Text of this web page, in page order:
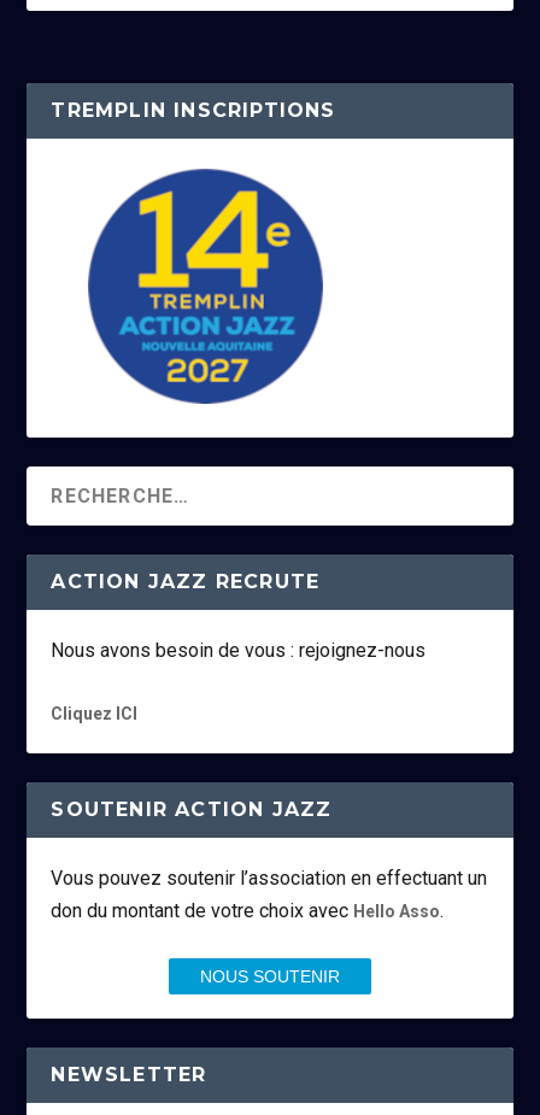
TREMPLIN INSCRIPTIONS
ACTION JAZZ RECRUTE
Nous avons besoin de vous : rejoignez-nous
Cliquez ICI
SOUTENIR ACTION JAZZ
Vous pouvez soutenir l’association en effectuant un
don du montant de votre choix avec Hello Asso.
NOUS SOUTENIR
NEWSLETTER